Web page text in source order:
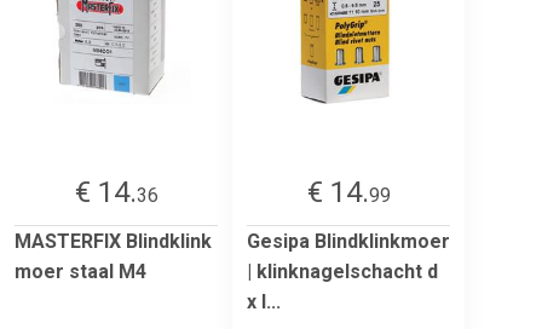
€ 14.36
MASTERFIX Blindklink
moer staal M4
€ 14.99
Gesipa Blindklinkmoer
| klinknagelschacht d
x l...